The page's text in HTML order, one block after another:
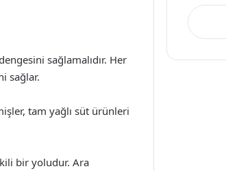
sağlamalıdır. Her
sağlar.
tam yağlı süt ürünleri
bir yoludur. Ara